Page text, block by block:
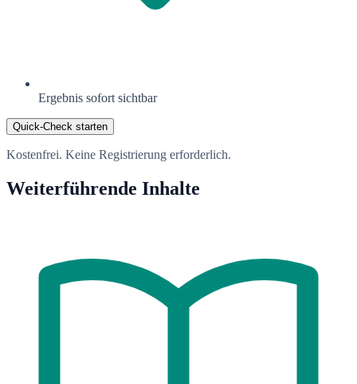
Ergebnis sofort sichtbar
Quick-Check starten
Kostenfrei. Keine Registrierung erforderlich.
Weiterführende Inhalte